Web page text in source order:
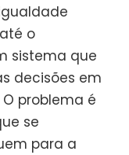
o
sistema que
decisões em
problema é
se
para a